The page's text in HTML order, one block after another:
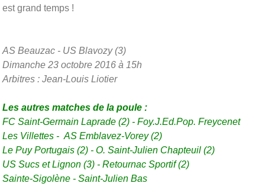
est grand temps !
AS Beauzac - US Blavozy (3)
Dimanche 23 octobre 2016 à 15h
Arbitres : Jean-Louis Liotier
Les autres matches de la poule :
FC Saint-Germain Laprade (2) - Foy.J.Ed.Pop. Freycenet
Les Villettes - AS Emblavez-Vorey (2)
Le Puy Portugais (2) - O. Saint-Julien Chapteuil (2)
US Sucs et Lignon (3) - Retournac Sportif (2)
Sainte-Sigolène - Saint-Julien Bas